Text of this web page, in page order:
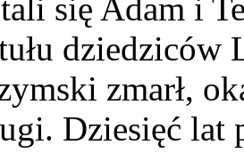
się Adam i
dziedziców
zmarł,
Dziesięć